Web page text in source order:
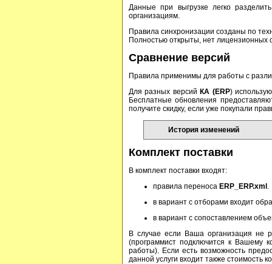
Данные при выгрузке легко
организациям.
Правила синхронизации созданы по
Полностью открыты, нет лицензионных
Сравнение версий
Правила применимы для работы с
Для разных версий КА (ERP)
Бесплатные обновления
получите скидку, если уже покупали
История изменений
Комплект поставки
В комплект поставки входят:
правила переноса ERP_ERP.xml .
в вариант с отборами входит
в вариант с сопоставлением
В случае если Ваша организация не
(программист подключится к Вашему
работы). Если есть возможность
данной услуги входит также стоимость